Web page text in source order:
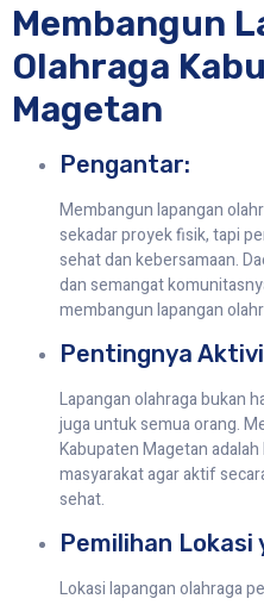
Membangun
Olahraga
Magetan
Pengantar:
Membangun lapangan
sekadar proyek fisik, tapi
sehat dan kebersamaan.
dan semangat
membangun lapangan
Pentingnya
Lapangan olahraga bukan
juga untuk semua orang.
Kabupaten Magetan
masyarakat agar aktif
sehat.
Pemilihan
Lokasi lapangan olahraga